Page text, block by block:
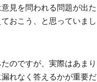
見を問われる問題が出た
おこう、と思っていまし
のですが、実際はあまり
れなく答えるかが重要だ